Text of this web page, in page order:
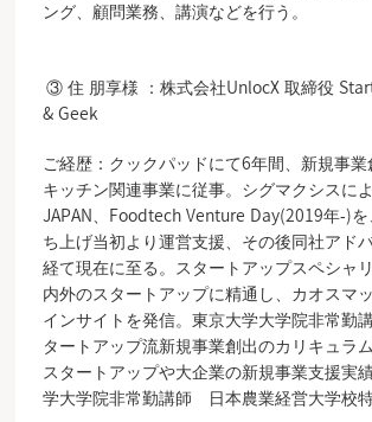
ング、顧問業務、講演などを行う。
③ 住 朋享様 ：株式会社UnlocX 取締役
& Geek
ご経歴：クックパッドにて6年間、新規事業
キッチン関連事業に従事。シグマクシスに
JAPAN、Foodtech Venture Day(2019年-)
ち上げ当初より運営支援、その後同社アド
経て現在に至る。スタートアップスペシャ
内外のスタートアップに精通し、カオスマ
インサイトを発信。東京大学大学院非常勤
タートアップ流新規事業創出のカリキュラ
スタートアップや大企業の新規事業支援実
学大学院非常勤講師 日本農業経営大学校